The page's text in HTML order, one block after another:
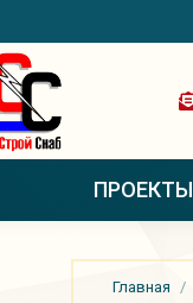
ПРОЕКТЫ
Вы здесь:
Главная